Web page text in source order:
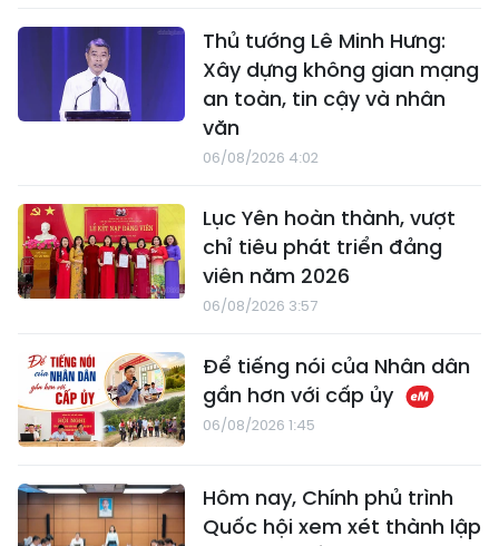
Thủ tướng Lê Minh Hưng:
Xây dựng không gian mạng
an toàn, tin cậy và nhân
văn
06/08/2026 4:02
Lục Yên hoàn thành, vượt
chỉ tiêu phát triển đảng
viên năm 2026
06/08/2026 3:57
Để tiếng nói của Nhân dân
gần hơn với cấp ủy
06/08/2026 1:45
Hôm nay, Chính phủ trình
Quốc hội xem xét thành lập